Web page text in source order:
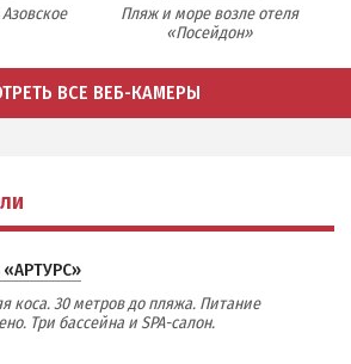
Пляж и море возле отеля
«Посейдон»
ВСЕ ВЕБ-КАМЕРЫ
«АРТУРС»
коса. 30 метров до пляжа. Питание
Три бассейна и SPA-салон.